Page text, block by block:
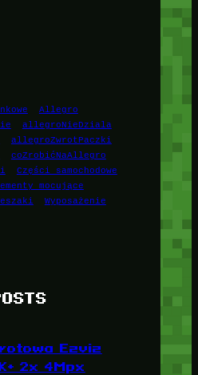
Allegro
allegroNieDziala
allegroZwrotPaczki
coZrobićNaAllegro
Części samochodowe
mocujące
Wyposażenie
Ezviz
2x 4Mpx